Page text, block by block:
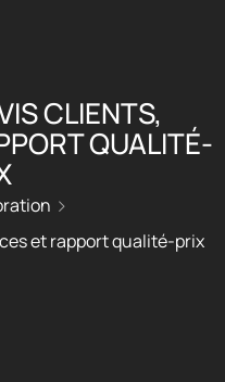
CLIENTS,
QUALITÉ-
et rapport qualité-prix